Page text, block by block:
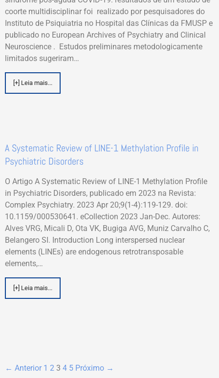
coorte multidisciplinar foi realizado por pesquisadores do
Instituto de Psiquiatria no Hospital das Clínicas da FMUSP e
publicado no European Archives of Psychiatry and Clinical
Neuroscience . Estudos preliminares metodologicamente
limitados sugeriram…
[+] Leia mais...
A Systematic Review of LINE-1 Methylation Profile in
Psychiatric Disorders
O Artigo A Systematic Review of LINE-1 Methylation Profile
in Psychiatric Disorders, publicado em 2023 na Revista:
Complex Psychiatry. 2023 Apr 20;9(1-4):119-129. doi:
10.1159/000530641. eCollection 2023 Jan-Dec. Autores:
Alves VRG, Micali D, Ota VK, Bugiga AVG, Muniz Carvalho C,
Belangero SI. Introduction Long interspersed nuclear
elements (LINEs) are endogenous retrotransposable
elements,…
[+] Leia mais...
← Anterior 1 2 3 4 5 Próximo →